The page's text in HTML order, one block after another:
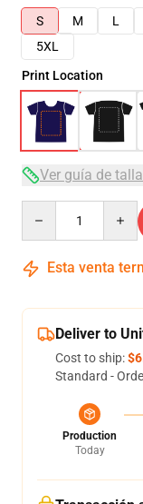
S
M L
5XL
Print Location
Ver guía de
Esta venta
Deliver to
Cost to ship:
Standard -
Production
Today